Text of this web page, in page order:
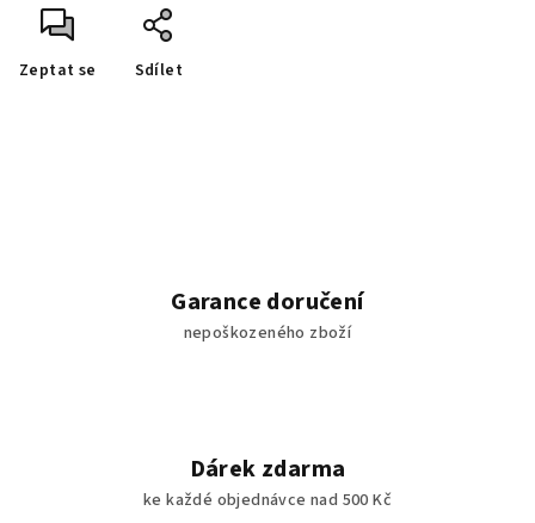
Zeptat se Sdílet
Garance doručení
nepoškozeného zboží
Dárek zdarma
ke každé objednávce nad 500 Kč